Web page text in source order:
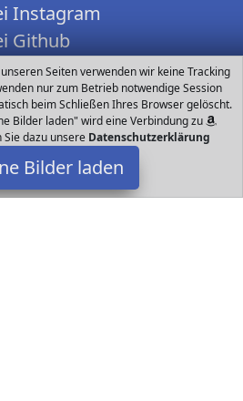
Seiten verwenden wir keine Tracking
nur zum Betrieb notwendige Session
beim Schließen Ihres Browser gelöscht.
Bilder laden" wird eine Verbindung zu
dazu unsere Datenschutzerklärung
Bilder laden
Instagram
Github